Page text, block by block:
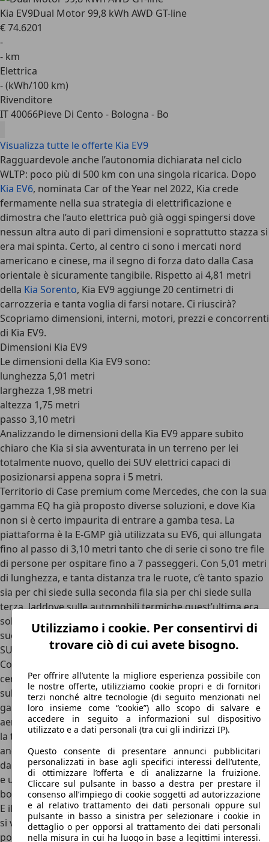
Kia EV9Dual Motor 99,8 kWh AWD GT-line
€ 74.6201
-
- km
Elettrica
- (kWh/100 km)
Rivenditore
IT 40066Pieve Di Cento - Bologna - Bo
Visualizza tutte le offerte Kia EV9
Ragguardevole anche l’autonomia dichiarata nel ciclo
WLTP: poco più di 500 km con una singola ricarica. Dopo
Kia EV6, nominata Car of the Year nel 2022, Kia crede
fermamente nella sua strategia di elettrificazione e
dimostra che l’auto elettrica può già oggi spingersi dove
nessun altra auto di pari dimensioni e soprattutto stazza si
era mai spinta. Certo, al centro ci sono i mercati nord
americano e cinese, ma il segno di forza dato dalla Casa
orientale è sicuramente tangibile. Rispetto ai 4,81 metri
della Kia Sorento, Kia EV9 aggiunge 20 centimetri di
carrozzeria e tanta voglia di farsi notare. Ci riuscirà?
Scopriamo dimensioni, interni, motori, prezzi e concorrenti
di Kia EV9.
Dimensioni Kia EV9
Le dimensioni della Kia EV9 sono:
lunghezza 5,01 metri
larghezza 1,98 metri
altezza 1,75 metri
passo 3,10 metri
Analizzando le dimensioni della Kia EV9 appare subito
chiaro che Kia si sia avventurata in un terreno per lei
totalmente nuovo, quello dei SUV elettrici capaci di
posizionarsi appena sopra i 5 metri.
Territorio di Case premium come Mercedes, che con la sua
gamma EQ ha già proposto diverse soluzioni, e dove Kia
non si è certo impaurita di entrare a gamba tesa. La
piattaforma è la E-GMP già utilizzata su EV6, qui allungata
fino al passo di 3,10 metri tanto che di serie ci sono tre file
di persone per ospitare fino a 7 passeggeri. Con 5,01 metri
di lunghezza, e tanta distanza tra le ruote, c’è tanto spazio
sia per chi siede sulla seconda fila sia per chi siede sulla
terza, laddove sulle automobili termiche quest’ultima era
solitamente rivolta ai bambini. Con un’altezza libera dal
suolo di 17,7 centimetri, poi, il look da vero e imponente
SUV è sicuramente assicurato.
Contribuiscono a enfatizzare le dimensioni della Kia EV9 i
cerchi che vengono proposti con un diametro di 19”
sull’allestimento base e con diametro di 21” sulla top di
gamma GT-Line. Spigolosa, apparentemente poco
aerodinamica ma sicuramente d’impatto. I fari presentano
la tecnologia full LED adattiva e corrono verticali alzando
ancor di più la linea di cintura. Nonostante questo, l’altezza
da terra di 1,75 metri permette un’ottima superficie vetrata
e una conseguente ottima visibilità una volta seduti a
bordo.
E il bagagliaio? Molto dipende dalla disposizione dei sedili,
si va infatti da un minimo di 333 litri con la terza fila in
posizione a un massimo di 2.318 litri abbattendo seconda e
Utilizziamo i cookie. Per consentirvi di
trovare ciò di cui avete bisogno.
Per offrire all’utente la migliore esperienza possibile con
le nostre offerte, utilizziamo cookie propri e di fornitori
terzi nonché altre tecnologie (di seguito menzionati nel
loro insieme come “cookie”) allo scopo di salvare e
accedere in seguito a informazioni sul dispositivo
utilizzato e a dati personali (tra cui gli indirizzi IP).
Questo consente di presentare annunci pubblicitari
personalizzati in base agli specifici interessi dell’utente,
di ottimizzare l’offerta e di analizzarne la fruizione.
Cliccare sul pulsante in basso a destra per prestare il
consenso all’impiego di cookie soggetti ad autorizzazione
e al relativo trattamento dei dati personali oppure sul
pulsante in basso a sinistra per selezionare i cookie in
dettaglio o per opporsi al trattamento dei dati personali
nella misura in cui ha luogo in base a legittimi interessi.